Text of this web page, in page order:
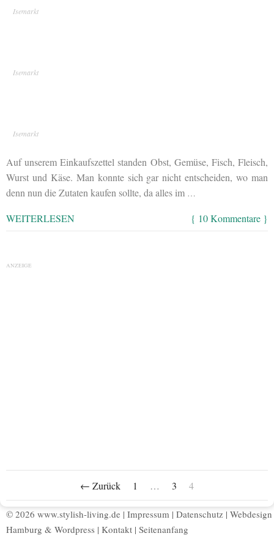
Isemarkt
Isemarkt
Isemarkt
Auf unserem Einkaufszettel standen Obst, Gemüse, Fisch, Fleisch,
Wurst und Käse. Man konnte sich gar nicht entscheiden, wo man
denn nun die Zutaten kaufen sollte, da alles im …
WEITERLESEN { 10 Kommentare }
ANZEIGE
← Zurück 1 … 3 4
© 2026 www.stylish-living.de | Impressum | Datenschutz | Webdesign
Hamburg & Wordpress | Kontakt | Seitenanfang